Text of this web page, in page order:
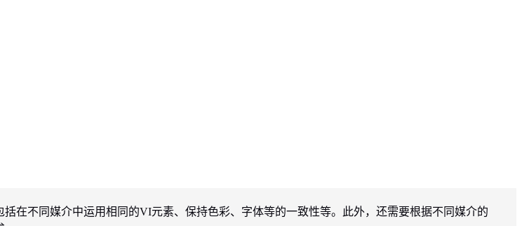
在不同媒介中运用相同的VI元素、保持色彩、字体等的一致性等。此外，还需要根据不同媒介的